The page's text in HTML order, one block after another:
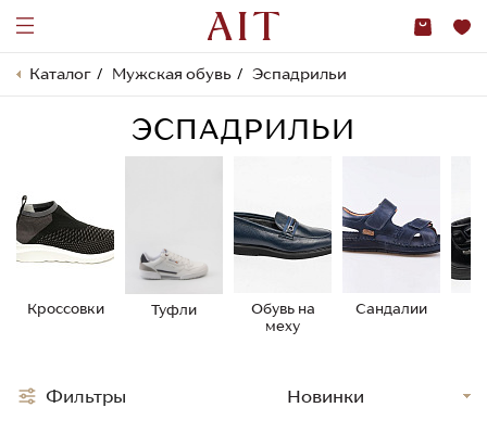
Каталог Мужская обувь Эспадрильи
ЭСПАДРИЛЬИ
Кроссовки Туфли
Обувь на
меху
Сандалии
Фильтры